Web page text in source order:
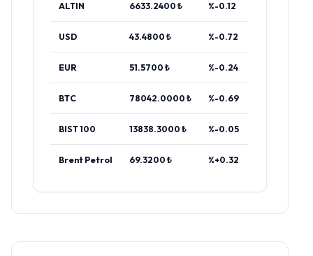
ALTIN 6633.2400 ₺ %-0.12
USD 43.4800 ₺ %-0.72
EUR 51.5700 ₺ %-0.24
BTC 78042.0000 ₺ %-0.69
BIST 100 13838.3000 ₺ %-0.05
Brent Petrol 69.3200 ₺ %+0.32